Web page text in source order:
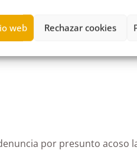
web Rechazar cookies
,tramitación ,Urbanismo
de denuncia por